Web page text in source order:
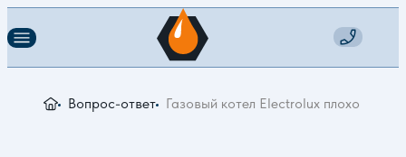
Вопрос-ответ Газовый котел Electrolux плохо